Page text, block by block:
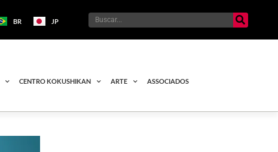
BR JP
CENTRO KOKUSHIKAN ARTE ASSOCIADOS